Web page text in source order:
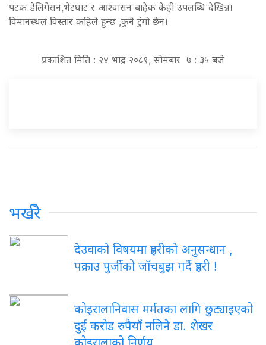
पटक डेलिगेसन,भेटघाट र आश्वासन बाहेक केही उपलब्धि देखिन्न।
विमानस्थल विस्तार कहिले हुन्छ ,कुनै टुंगो छैन।
प्रकाशित मिति : २४ भाद्र २०८१, सोमबार ७ : ३५ बजे
भर्खरै
देउवाको विषयमा प्रहरीको अनुसन्धान ,
पक्राउ पुर्जीको जाँचबुझ गर्दै प्रहरी !
कोइरालानिवास मर्मतका लागि छुट्याइएको
दुई करोड रुपैयाँ नलिने डा. शेखर